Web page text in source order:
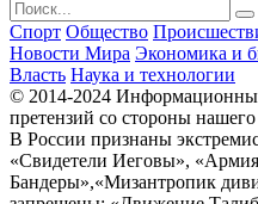
Спорт Общество
Новости Мира Экономика и
Власть Наука и технологии
© 2014-2024
претензий со стороны
В России признаны
«Свидетели Иеговы»,
Бандеры»,«Мизантропик